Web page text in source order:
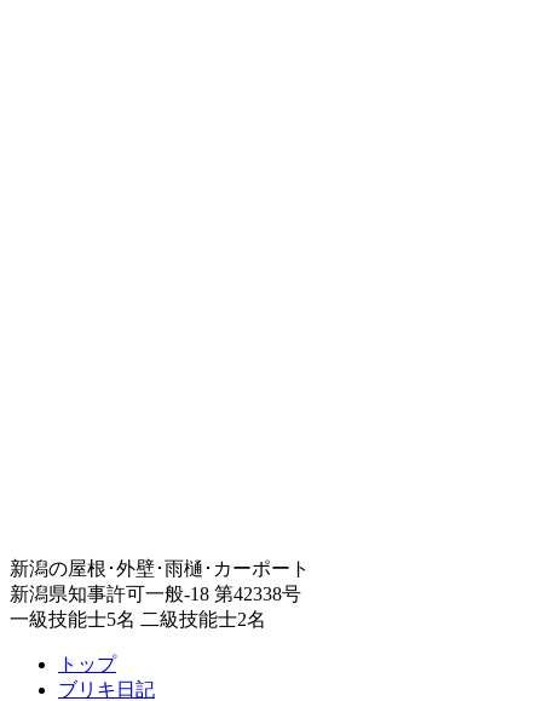
新潟の屋根･外壁･雨樋･カーポート
新潟県知事許可一般-18 第42338号
一級技能士5名 二級技能士2名
トップ
ブリキ日記